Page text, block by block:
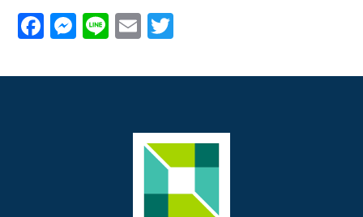
Facebook
Messenger
LineEmail